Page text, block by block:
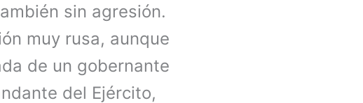
sin agresión.
muy rusa, aunque
de un gobernante
del Ejército,